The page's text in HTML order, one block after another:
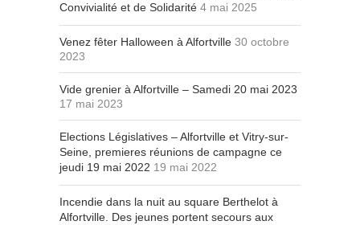
Convivialité et de Solidarité 4 mai 2025
Venez fêter Halloween à Alfortville 30 octobre
2023
Vide grenier à Alfortville – Samedi 20 mai 2023
17 mai 2023
Elections Législatives – Alfortville et Vitry-sur-
Seine, premieres réunions de campagne ce
jeudi 19 mai 2022 19 mai 2022
Incendie dans la nuit au square Berthelot à
Alfortville. Des jeunes portent secours aux